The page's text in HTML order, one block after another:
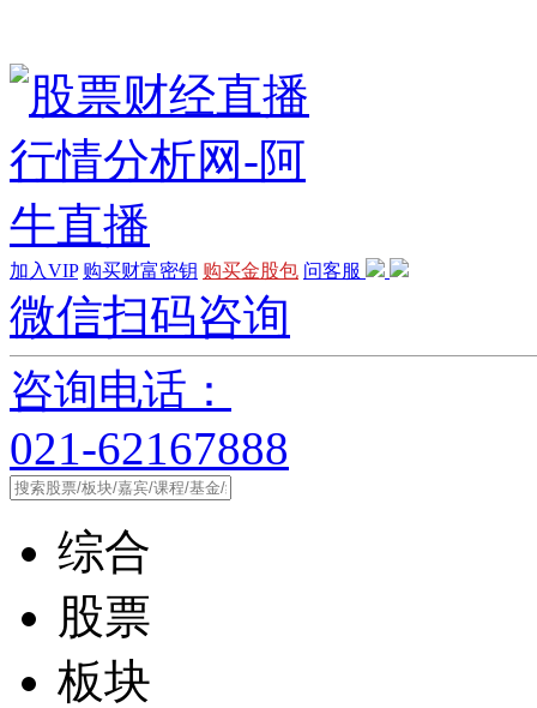
加入VIP 购买财富密钥 购买金股包 问客服
微信扫码咨询
咨询电话：
021-62167888
综合
股票
板块